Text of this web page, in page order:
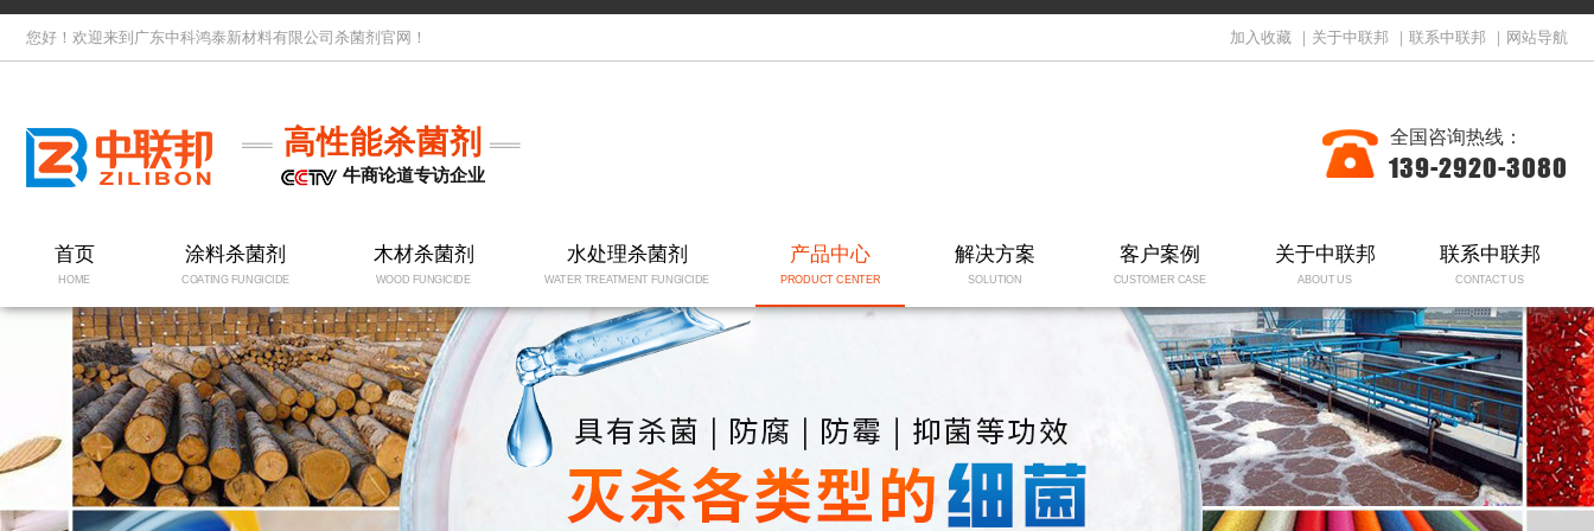
您好！欢迎来到广东中科鸿泰新材料有限公司杀菌剂官网！ 加入收藏 关于中联邦 联系中联邦 网站导航
高性能杀菌剂
牛商论道专访企业
全国咨询热线：
139-2920-3080
首页
HOME
涂料杀菌剂
COATING FUNGICIDE
木材杀菌剂
WOOD FUNGICIDE
水处理杀菌剂
WATER TREATMENT FUNGICIDE
产品中心
PRODUCT CENTER
解决方案
SOLUTION
客户案例
CUSTOMER CASE
关于中联邦
ABOUT US
联系中联邦
CONTACT US